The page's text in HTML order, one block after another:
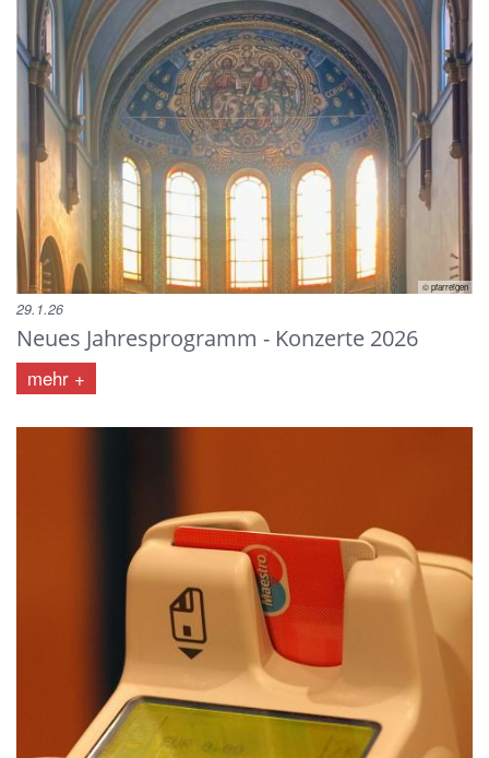
© pfarreigen
Neues Jahresprogramm - Konzerte 2026
29.1.26
mehr